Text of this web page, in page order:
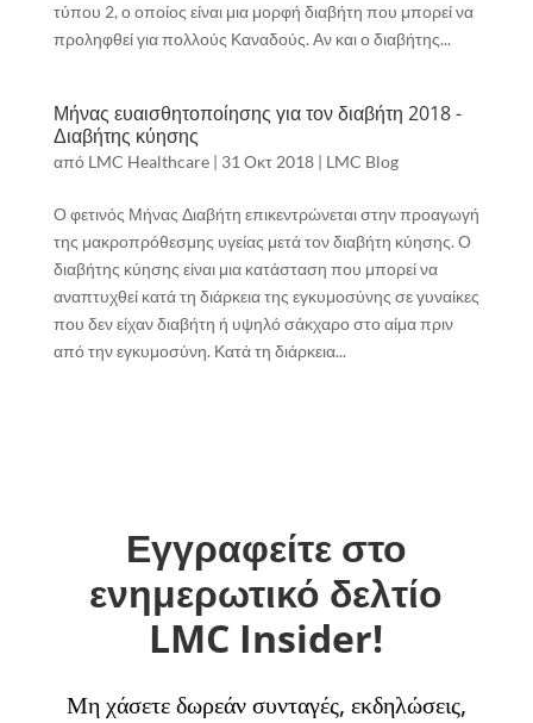
τύπου 2, ο οποίος είναι μια μορφή διαβήτη που μπορεί να
προληφθεί για πολλούς Καναδούς. Αν και ο διαβήτης...
Μήνας ευαισθητοποίησης για τον διαβήτη 2018 -
Διαβήτης κύησης
από LMC Healthcare| 31 Οκτ 2018| LMC Blog
Ο φετινός Μήνας Διαβήτη επικεντρώνεται στην προαγωγή
της μακροπρόθεσμης υγείας μετά τον διαβήτη κύησης. Ο
διαβήτης κύησης είναι μια κατάσταση που μπορεί να
αναπτυχθεί κατά τη διάρκεια της εγκυμοσύνης σε γυναίκες
που δεν είχαν διαβήτη ή υψηλό σάκχαρο στο αίμα πριν
από την εγκυμοσύνη. Κατά τη διάρκεια...
Εγγραφείτε στο
ενημερωτικό δελτίο
LMC Insider!
Μη χάσετε δωρεάν συνταγές, εκδηλώσεις,